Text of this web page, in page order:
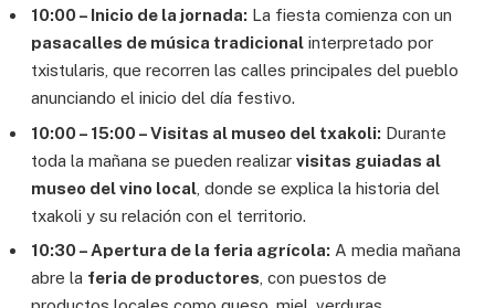
10:00 – Inicio de la jornada: La fiesta comienza con un
pasacalles de música tradicional interpretado por
txistularis, que recorren las calles principales del pueblo
anunciando el inicio del día festivo.
10:00 – 15:00 – Visitas al museo del txakoli: Durante
toda la mañana se pueden realizar visitas guiadas al
museo del vino local , donde se explica la historia del
txakoli y su relación con el territorio.
10:30 – Apertura de la feria agrícola: A media mañana
abre la feria de productores, con puestos de